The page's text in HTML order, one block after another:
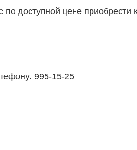
доступной цене приобрести
995-15-25